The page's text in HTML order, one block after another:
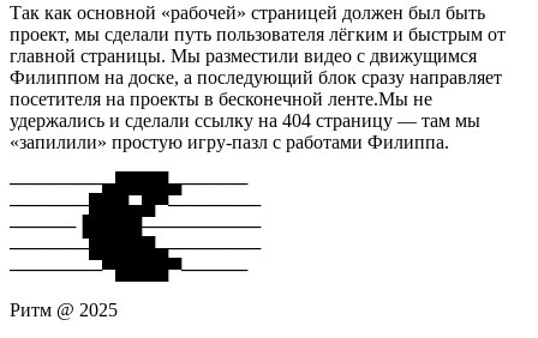
Так как основной «рабочей» страницей должен был быть
проект, мы сделали путь пользователя лёгким и быстрым от
главной страницы. Мы разместили видео с движущимся
Филиппом на доске, а последующий блок сразу направляет
посетителя на проекты в бесконечной ленте.Мы не
удержались и сделали ссылку на 404 страницу — там мы
«запилили» простую игру-пазл с работами Филиппа.
───────▄████▄─────
──────███▄█▀───────
─────▐████─────────
──────█████▄───────
───────▀████▀─────
Ритм @ 2025